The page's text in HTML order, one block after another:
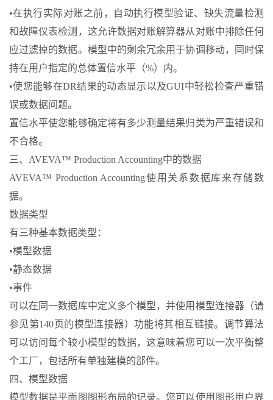
•在执行实际对账之前，自动执行模型验证、缺失流量检测
和故障仪表检测，这允许数据对账解算器从对账中排除任何
应过滤掉的数据。模型中的剩余冗余用于协调移动，同时保
持在用户指定的总体置信水平（%）内。
•使您能够在DR结果的动态显示以及GUI中轻松检查严重错
误或数据问题。
置信水平使您能够确定将有多少测量结果归类为严重错误和
不合格。
三、AVEVA™ Production Accounting中的数据
AVEVA™ Production Accounting使用关系数据库来存储数
据。
数据类型
有三种基本数据类型：
•模型数据
•静态数据
•事件
可以在同一数据库中定义多个模型，并使用模型连接器（请
参见第140页的模型连接器）功能将其相互链接。调节算法
可以访问每个较小模型的数据，这意味着您可以一次平衡整
个工厂，包括所有单独建模的部件。
四、模型数据
模型数据是平面图图形布局的记录。您可以使用图形用户界